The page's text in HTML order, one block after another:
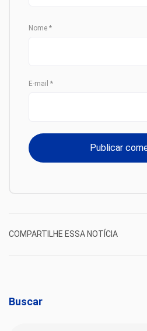
Nome *
E-mail *
COMPARTILHE ESSA NOTÍCIA
Buscar